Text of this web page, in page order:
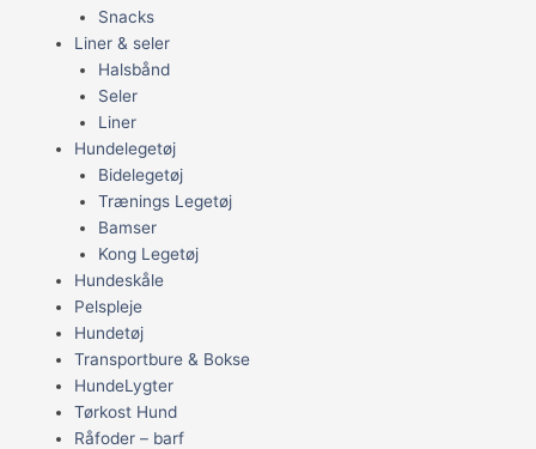
Snacks
Liner & seler
Halsbånd
Seler
Liner
Hundelegetøj
Bidelegetøj
Trænings Legetøj
Bamser
Kong Legetøj
Hundeskåle
Pelspleje
Hundetøj
Transportbure & Bokse
HundeLygter
Tørkost Hund
Råfoder – barf